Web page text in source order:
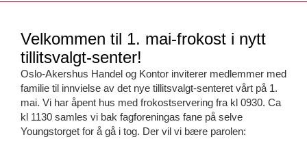
Velkommen til 1. mai-frokost i nytt
tillitsvalgt-senter!
Oslo-Akershus Handel og Kontor inviterer medlemmer med
familie til innvielse av det nye tillitsvalgt-senteret vårt på 1.
mai. Vi har åpent hus med frokostservering fra kl 0930. Ca
kl 1130 samles vi bak fagforeningas fane på selve
Youngstorget for å gå i tog. Der vil vi bære parolen: